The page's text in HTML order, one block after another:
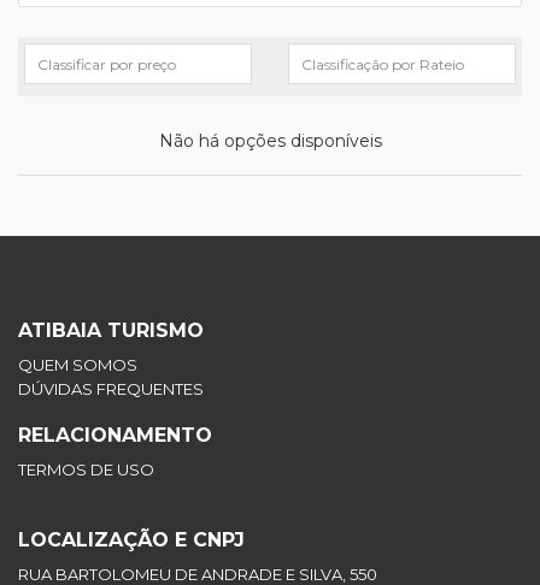
Não há opções disponíveis
ATIBAIA TURISMO
QUEM SOMOS
DÚVIDAS FREQUENTES
RELACIONAMENTO
TERMOS DE USO
LOCALIZAÇÃO E CNPJ
RUA BARTOLOMEU DE ANDRADE E SILVA, 550